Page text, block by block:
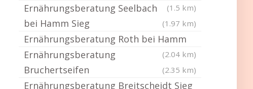
(1.5 km)
Ernährungsberatung Seelbach
bei Hamm Sieg
(1.97 km)
Ernährungsberatung Roth bei Hamm
(2.04 km)
Ernährungsberatung
Bruchertseifen
(2.35 km)
Ernährungsberatung Breitscheidt Sieg